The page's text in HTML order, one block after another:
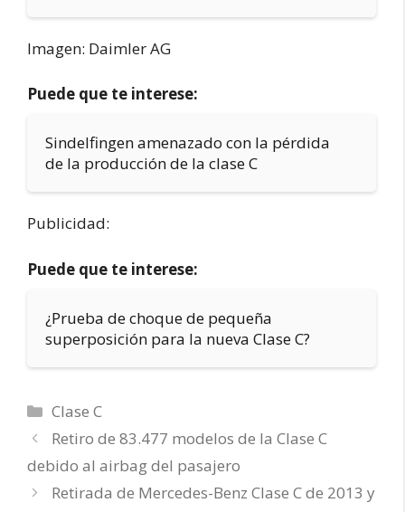
Imagen: Daimler AG
Puede que te interese:
Sindelfingen amenazado con la pérdida
de la producción de la clase C
Publicidad:
Puede que te interese:
¿Prueba de choque de pequeña
superposición para la nueva Clase C?
Categorías
Clase C
Retiro de 83.477 modelos de la Clase C
debido al airbag del pasajero
Retirada de Mercedes-Benz Clase C de 2013 y